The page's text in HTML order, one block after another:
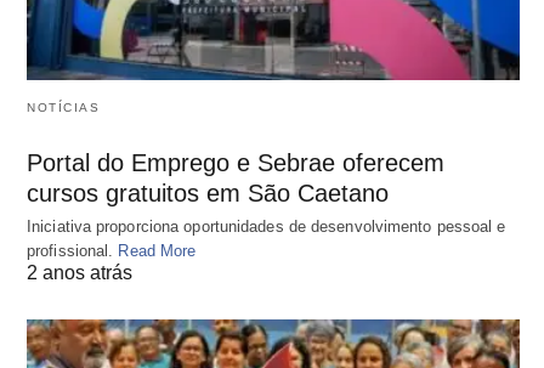
NOTÍCIAS
Portal do Emprego e Sebrae oferecem
cursos gratuitos em São Caetano
Iniciativa proporciona oportunidades de desenvolvimento pessoal e
profissional. Read More
2 anos atrás